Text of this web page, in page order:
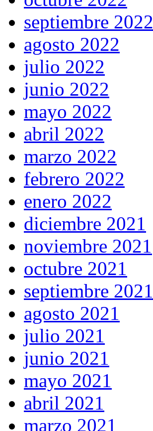
septiembre 2022
agosto 2022
julio 2022
junio 2022
mayo 2022
abril 2022
marzo 2022
febrero 2022
enero 2022
diciembre 2021
noviembre 2021
octubre 2021
septiembre 2021
agosto 2021
julio 2021
junio 2021
mayo 2021
abril 2021
marzo 2021